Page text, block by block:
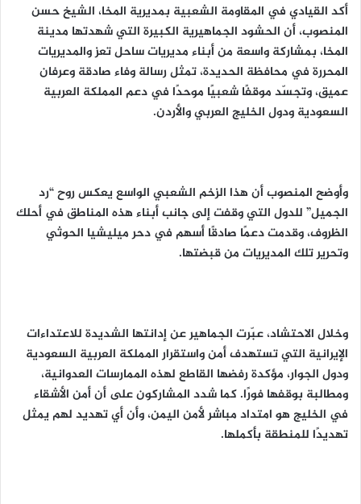
أكد القيادي في المقاومة الشعبية بمديرية المخا، الشيخ حسن
المنصوب، أن الحشود الجماهيرية الكبيرة التي شهدتها مدينة
المخا، بمشاركة واسعة من أبناء مديريات ساحل تعز والمديريات
المحررة في محافظة الحديدة، تمثل رسالة وفاء صادقة وعرفان
عميق، وتجسّد موقفًا شعبيًا موحدًا في دعم المملكة العربية
السعودية ودول الخليج العربي والأردن.
وأوضح المنصوب أن هذا الزخم الشعبي الواسع يعكس روح “رد
الجميل” للدول التي وقفت إلى جانب أبناء هذه المناطق في أحلك
الظروف، وقدمت دعمًا صادقًا أسهم في دحر ميليشيا الحوثي
وتحرير تلك المديريات من قبضتها.
وخلال الاحتشاد، عبّرت الجماهير عن إدانتها الشديدة للاعتداءات
الإيرانية التي تستهدف أمن واستقرار المملكة العربية السعودية
ودول الجوار، مؤكدة رفضها القاطع لهذه الممارسات العدوانية،
ومطالبة بوقفها فورًا. كما شدد المشاركون على أن أمن الأشقاء
في الخليج هو امتداد مباشر لأمن اليمن، وأن أي تهديد لهم يمثل
تهديدًا للمنطقة بأكملها.